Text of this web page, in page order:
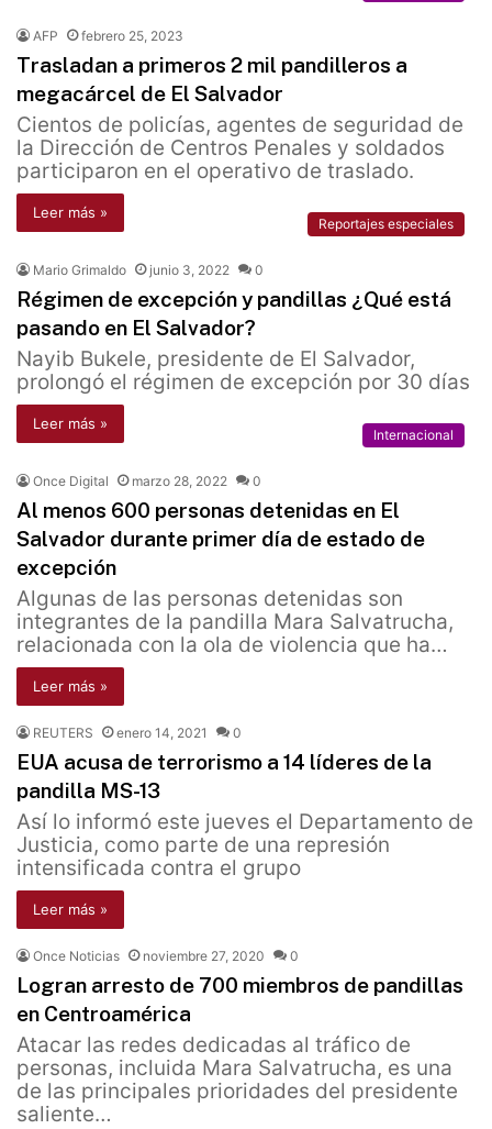
AFP febrero 25, 2023
Trasladan a primeros 2 mil pandilleros a
megacárcel de El Salvador
Cientos de policías, agentes de seguridad de
la Dirección de Centros Penales y soldados
participaron en el operativo de traslado.
Leer más »
Reportajes especiales
Mario Grimaldo junio 3, 2022 0
Régimen de excepción y pandillas ¿Qué está
pasando en El Salvador?
Nayib Bukele, presidente de El Salvador,
prolongó el régimen de excepción por 30 días
Leer más »
Internacional
Once Digital marzo 28, 2022 0
Al menos 600 personas detenidas en El
Salvador durante primer día de estado de
excepción
Algunas de las personas detenidas son
integrantes de la pandilla Mara Salvatrucha,
relacionada con la ola de violencia que ha…
Leer más »
REUTERS enero 14, 2021 0
EUA acusa de terrorismo a 14 líderes de la
pandilla MS-13
Así lo informó este jueves el Departamento de
Justicia, como parte de una represión
intensificada contra el grupo
Leer más »
Once Noticias noviembre 27, 2020 0
Logran arresto de 700 miembros de pandillas
en Centroamérica
Atacar las redes dedicadas al tráfico de
personas, incluida Mara Salvatrucha, es una
de las principales prioridades del presidente
saliente…